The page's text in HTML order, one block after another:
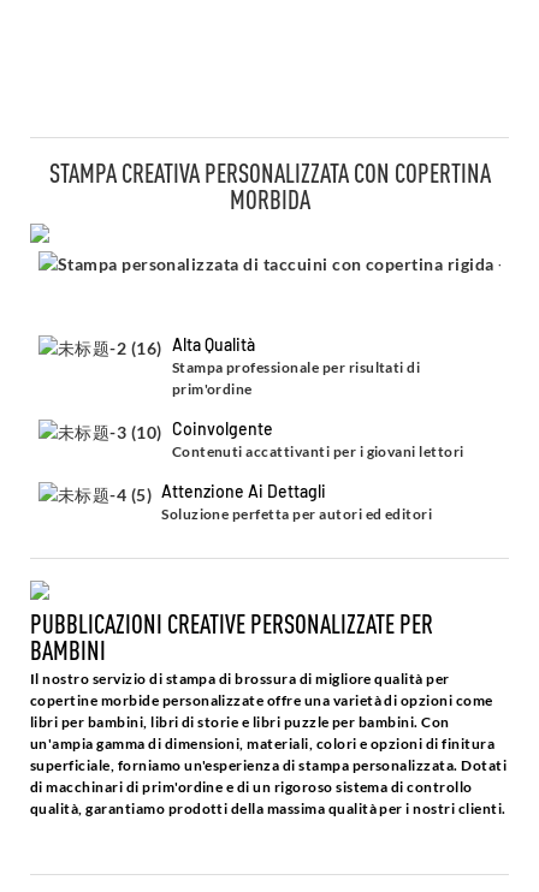
STAMPA CREATIVA PERSONALIZZATA CON COPERTINA
MORBIDA
Alta Qualità
Stampa professionale per risultati di
prim'ordine
Coinvolgente
Contenuti accattivanti per i giovani lettori
Attenzione Ai Dettagli
Soluzione perfetta per autori ed editori
PUBBLICAZIONI CREATIVE PERSONALIZZATE PER
BAMBINI
Il nostro servizio di stampa di brossura di migliore qualità per
copertine morbide personalizzate offre una varietà di opzioni come
libri per bambini, libri di storie e libri puzzle per bambini. Con
un'ampia gamma di dimensioni, materiali, colori e opzioni di finitura
superficiale, forniamo un'esperienza di stampa personalizzata. Dotati
di macchinari di prim'ordine e di un rigoroso sistema di controllo
qualità, garantiamo prodotti della massima qualità per i nostri clienti.